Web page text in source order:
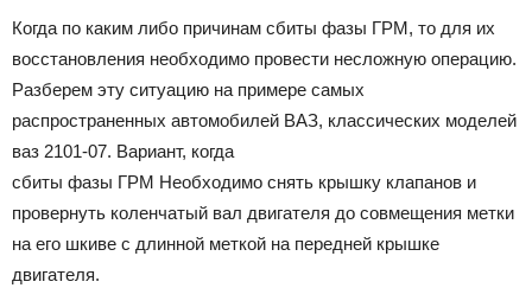
Когда по каким либо причинам сбиты фазы ГРМ, то для их
восстановления необходимо провести несложную операцию.
Разберем эту ситуацию на примере самых
распространенных автомобилей ВАЗ, классических моделей
ваз 2101-07. Вариант, когда
сбиты фазы ГРМ Необходимо снять крышку клапанов и
провернуть коленчатый вал двигателя до совмещения метки
на его шкиве с длинной меткой на передней крышке
двигателя.